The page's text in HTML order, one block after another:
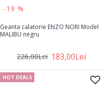
-19 %
Geanta calatorie ENZO NORI Model
MALIBU negru
183,00Lei
226,00Lei
HOT DEALS